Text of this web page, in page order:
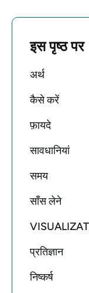
इस पृष्ठ पर
अर्थ
कैसे करें
फ़ायदे
सावधानियां
समय
साँस लेने
प्रतिज्ञान
निष्कर्ष